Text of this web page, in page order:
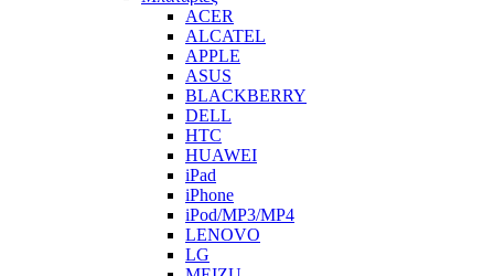
ACER
ALCATEL
APPLE
ASUS
BLACKBERRY
DELL
HTC
HUAWEI
iPad
iPhone
iPod/MP3/MP4
LENOVO
LG